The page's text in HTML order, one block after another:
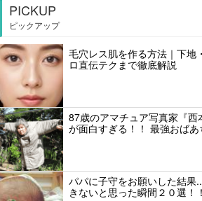
PICKUP
ピックアップ
毛穴レス肌を作る方法｜下地
ロ直伝テクまで徹底解説
87歳のアマチュア写真家『西
が面白すぎる！！ 最強おば
パパに子守をお願いした結
きないと思った瞬間２０選！！